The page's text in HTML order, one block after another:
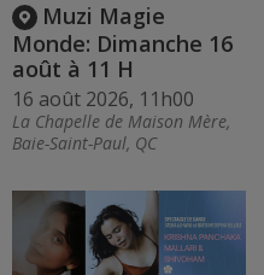
Muzi Magie
Monde: Dimanche 16
août à 11 H
16 août 2026, 11h00
La Chapelle de Maison Mère,
Baie-Saint-Paul, QC